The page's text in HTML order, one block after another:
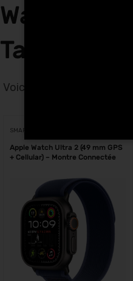
Watch
Tanger
Voici le seul résultat
SMARTWATCHES
Apple Watch Ultra 2 (49 mm GPS
+ Cellular) – Montre Connectée